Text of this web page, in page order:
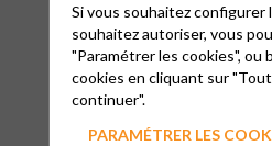
ALLER AU CULTE À
Si vous souhaitez configurer
souhaitez autoriser, vous
"Paramétrer les cookies", ou
cookies en cliquant sur
continuer".
PARAMÉTRER LES